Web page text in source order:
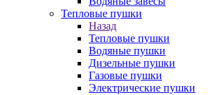
Тепловые пушки
Назад
Тепловые пушки
Водяные пушки
Дизельные пушки
Газовые пушки
Электрические пушки